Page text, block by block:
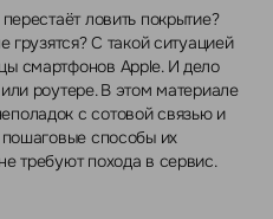
ловить покрытие?
грузятся? С такой ситуацией
смартфонов Apple. И дело
роутере. В этом материале
с сотовой связью и
способы их
требуют похода в сервис.